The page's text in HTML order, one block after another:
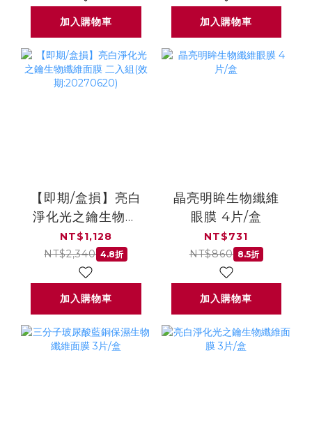
加入購物車 加入購物車
【即期/盒損】亮白
淨化光之鑰生物纖
維面膜 二入組(效
期:20270620)
NT$1,128
NT$2,340 4.8折
加入購物車
晶亮明眸生物纖維
眼膜 4片/盒
NT$731
NT$860 8.5折
加入購物車